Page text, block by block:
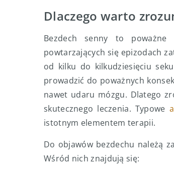
Dlaczego warto
Bezdech senny to poważne
powtarzających się epizodach
od kilku do kilkudziesięciu
prowadzić do poważnych
nawet udaru mózgu. Dlatego
skutecznego leczenia. Typowe
istotnym elementem terapii.
Do objawów bezdechu należą
Wśród nich znajdują się: